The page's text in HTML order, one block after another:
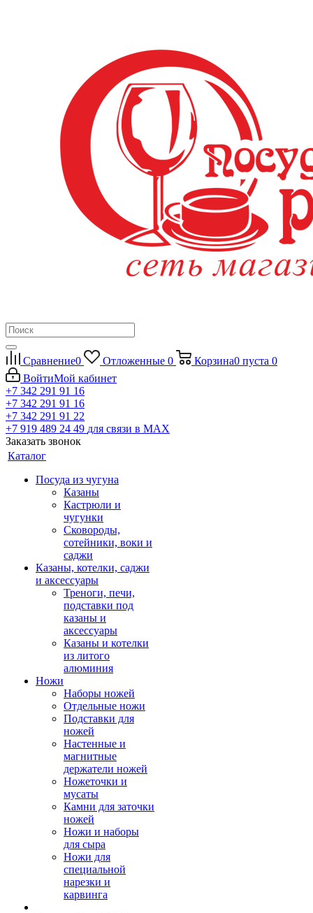
Сравнение0 Отложенные 0 Корзина0 пуста 0
ВойтиМой кабинет
+7 342 291 91 16
+7 342 291 91 16
+7 342 291 91 22
+7 919 489 24 49 для связи в МАХ
Заказать звонок
Каталог
Посуда из чугуна
Казаны
Кастрюли и
чугунки
Сковороды,
сотейники, воки и
саджи
Казаны, котелки, саджи
и аксессуары
Треноги, печи,
подставки под
казаны и
аксессуары
Казаны и котелки
из литого
алюминия
Ножи
Наборы ножей
Отдельные ножи
Подставки для
ножей
Настенные и
магнитные
держатели ножей
Ножеточки и
мусаты
Камни для заточки
ножей
Ножи и наборы
для сыра
Ножи для
специальной
нарезки и
карвинга